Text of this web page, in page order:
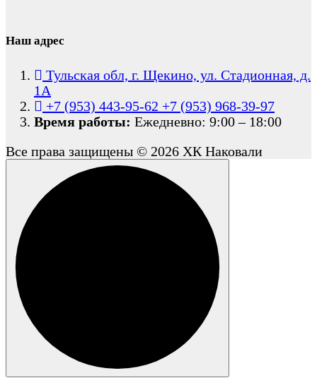
Наш адрес
Тульская обл, г. Щекино, ул. Стадионная, д.
1А
+7 (953) 443-95-62 +7 (953) 968-39-97
Время работы: Ежедневно: 9:00 – 18:00
Все права защищены © 2026 ХК Наковали